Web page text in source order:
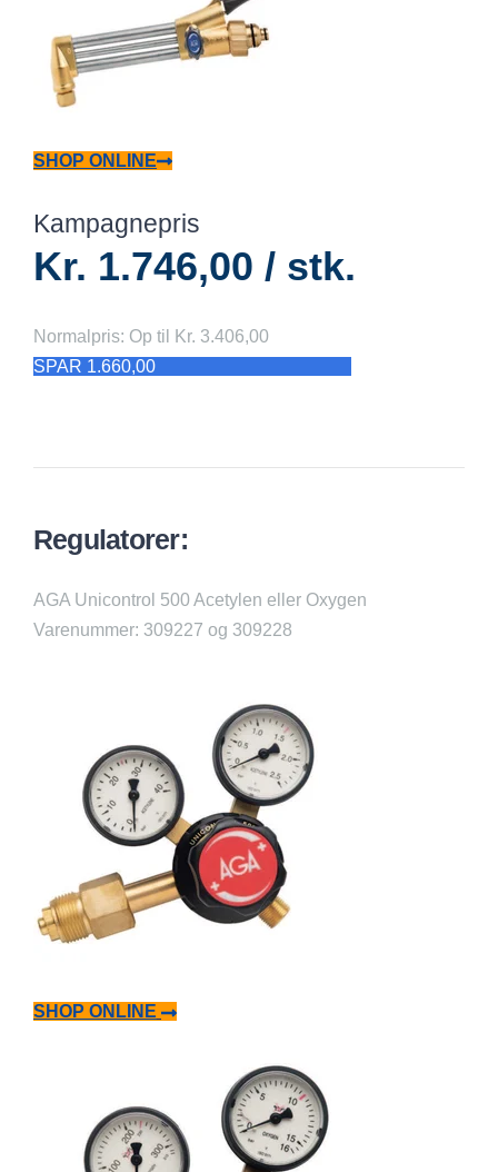
SHOP ONLINE
Kampagnepris
Kr. 1.746,00 / stk.
Normalpris: Op til Kr. 3.406,00
SPAR 1.660,00
Regulatorer:
AGA Unicontrol 500 Acetylen eller Oxygen
Varenummer: 309227 og 309228
SHOP ONLINE